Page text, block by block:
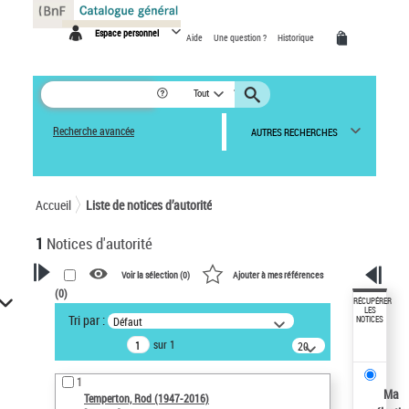
Espace personnel Aide Une question ? Historique
Tout
Recherche avancée AUTRES RECHERCHES
Accueil Liste de notices d’autorité
1 Notices d'autorité
VOTRE RECHERCHE
Recherche avancée dans les
notices d’autorité
Œuvres liées à l'auteur :
Temperton, Rod (1947-2016)
Voir la sélection (0) Ajouter à mes références
(0)
Tri par : Défaut
sur 1
20
résultats/page
1
Temperton, Rod (1947-2016)
RÉCUPÉRER
LES
NOTICES
Ma
Panneau de gestion des cookies